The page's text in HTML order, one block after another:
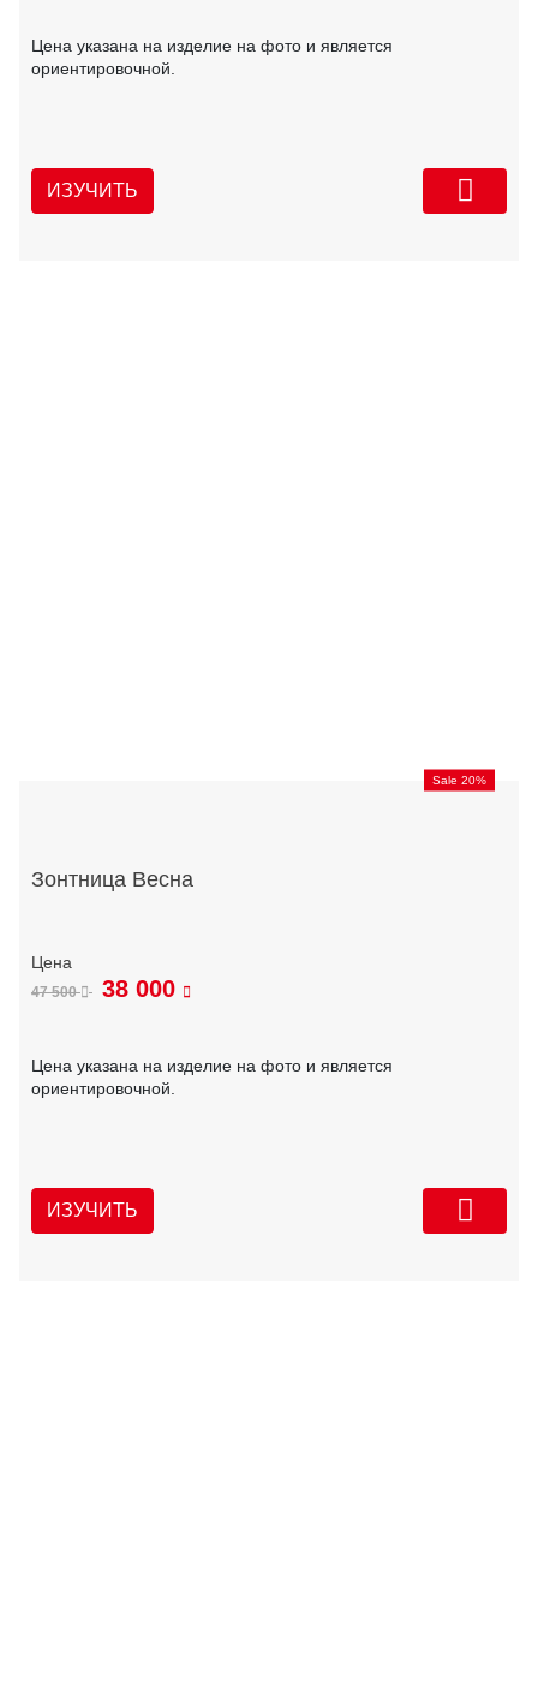
Цена указана на изделие на фото и является
ориентировочной.
ИЗУЧИТЬ
Sale 20%
Зонтница Весна
47 500 38 000
Цена указана на изделие на фото и является
ориентировочной.
ИЗУЧИТЬ